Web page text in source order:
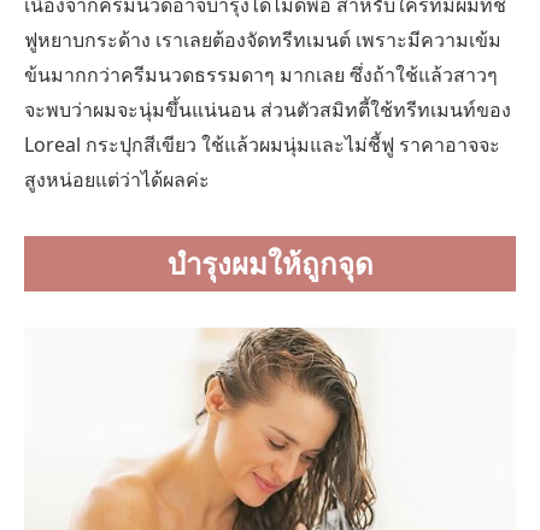
ฟูหยาบกระด้าง เราเลยต้องจัดทรีทเมนต์ เพราะมีความเข้ม
ข้นมากกว่าครีมนวดธรรมดาๆ มากเลย ซึ่งถ้าใช้แล้วสาวๆ
จะพบว่าผมจะนุ่มขึ้นแน่นอน ส่วนตัวสมิทตี้ใช้ทรีทเมนท์ของ
Loreal กระปุกสีเขียว ใช้แล้วผมนุ่มและไม่ชี้ฟู ราคาอาจจะ
สูงหน่อยแต่ว่าได้ผลค่ะ
บำรุงผมให้ถูกจุด